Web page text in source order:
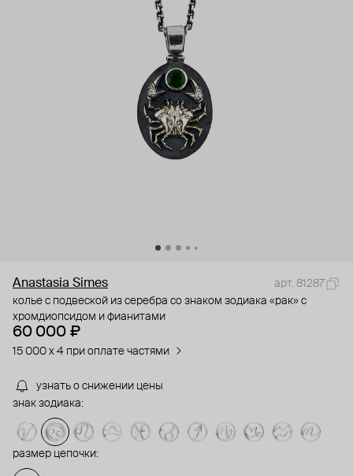
Anastasia Simes
арт. 81287
колье с подвеской из серебра со знаком зодиака «рак» с
хромдиопсидом и фианитами
60 000 ₽
15 000 x 4 при оплате частями
узнать о снижении цены
знак зодиака:
размер цепочки: